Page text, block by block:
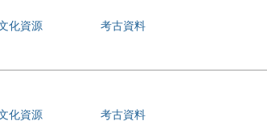
化資源 考古資料
化資源 考古資料